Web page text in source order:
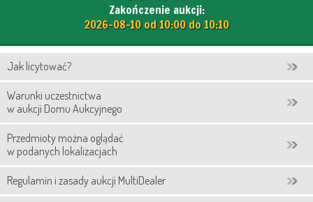
Zakończenie aukcji:
2026-08-10 od 10:00 do 10:10
Jak licytować?
Warunki uczestnictwa
w aukcji Domu Aukcyjnego
Przedmioty można oglądać
w podanych lokalizacjach
Regulamin i zasady aukcji MultiDealer